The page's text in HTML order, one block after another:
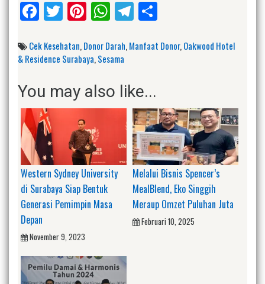
Facebook
Twitter
Pinterest
WhatsApp
Telegram
Cek Kesehatan,Donor Darah,Manfaat Donor,Oakwood Hotel
& Residence Surabaya,Sesama
You may also like...
Western Sydney University
di Surabaya Siap Bentuk
Generasi Pemimpin Masa
Depan
November 9, 2023
Melalui Bisnis Spencer’s
MealBlend, Eko Singgih
Meraup Omzet Puluhan Juta
Februari 10, 2025